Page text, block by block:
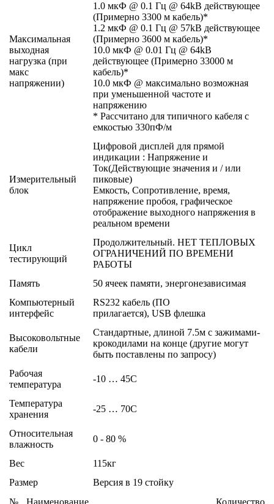
Максимальная
выходная
нагрузка (при
макс
напряжении)
1.0 мкФ @ 0.1 Гц @ 64kВ действующее
(Примерно 3300 м кабель)*
1.2 мкФ @ 0.1 Гц @ 57kВ действующее
(Примерно 3600 м кабель)*
10.0 мкФ @ 0.01 Гц @ 64kВ
действующее (Примерно 33000 м
кабель)*
10.0 мкФ @ максимально возможная
при уменьшенной частоте и
напряжению
* Рассчитано для типичного кабеля с
емкостью 330пФ/м
Измерительный
блок
Цифровой дисплей для прямой
индикации : Напряжение и
Ток(Действующие значения и / или
пиковые)
Емкость, Сопротивление, время,
напряжение пробоя, графическое
отображение выходного напряжения в
реальном времени
Цикл
тестирующий
Продолжительный. НЕТ ТЕПЛОВЫХ
ОГРАНИЧЕНИЙ ПО ВРЕМЕНИ
РАБОТЫ
Память
50 ячеек памяти, энергонезависимая
Компьютерный
интерфейс
RS232 кабель (ПО
прилагается), USB флешка
Высоковольтные
кабели
Стандартные, длиной 7.5м с зажимами-
крокодилами на конце (другие могут
быть поставлены по запросу)
Рабочая
температура
-10 … 45C
Температура
хранения
-25 … 70C
Относительная
влажность
0 - 80 %
Вес
115кг
Размер
Версия в 19 стойку
№
Наименование Количество